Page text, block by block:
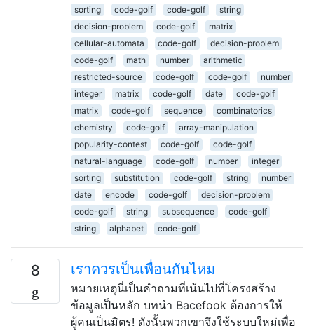
sorting
code-golf code-golf
string
decision-problem
code-golf
matrix
cellular-automata
code-golf
decision-problem
code-golf
math number
arithmetic
restricted-source
code-golf code-golf
number
integer
matrix code-golf date
code-golf
matrix
code-golf sequence
combinatorics
chemistry
code-golf
array-manipulation
popularity-contest
code-golf
code-golf
natural-language
code-golf number
integer
sorting
substitution code-golf string
number
date
encode code-golf
decision-problem
code-golf
string subsequence
code-golf
string
alphabet code-golf
8 เราควรเป็นเพื่อนกันไหม
หมายเหตุนี่เป็นคำถามที่เน้นไปที่โครงสร้าง
ข้อมูลเป็นหลัก บทนำ Bacefook ต้องการให้
ผู้คนเป็นมิตร! ดังนั้นพวกเขาจึงใช้ระบบใหม่เพื่อ